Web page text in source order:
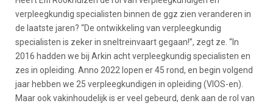
verpleegkundig specialisten binnen de ggz zien veranderen in
de laatste jaren? “De ontwikkeling van verpleegkundig
specialisten is zeker in sneltreinvaart gegaan!”, zegt ze. “In
2016 hadden we bij Arkin acht verpleegkundig specialisten en
zes in opleiding. Anno 2022 lopen er 45 rond, en begin volgend
jaar hebben we 25 verpleegkundigen in opleiding (VIOS-en).
Maar ook vakinhoudelijk is er veel gebeurd, denk aan de rol van